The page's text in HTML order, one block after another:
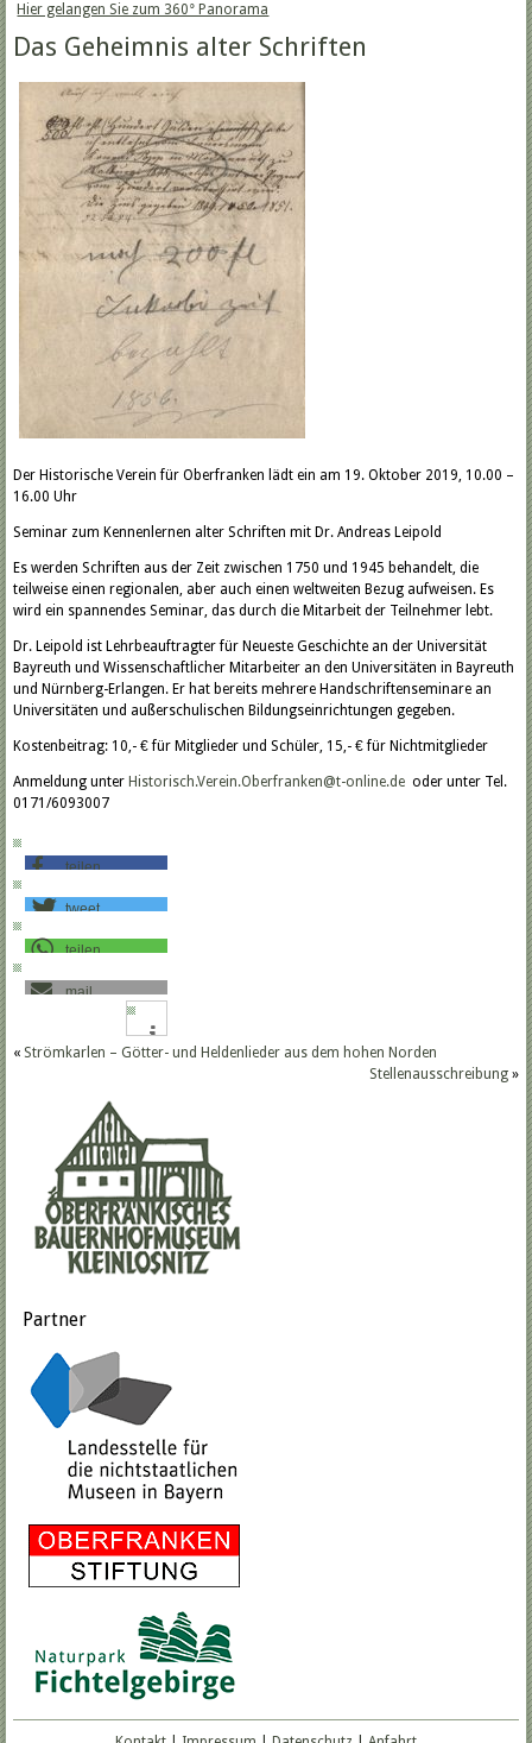
Hier gelangen Sie zum 360° Panorama
Das Geheimnis alter Schriften
Der Historische Verein für Oberfranken lädt ein am 19. Oktober 2019, 10.00 –
16.00 Uhr
Seminar zum Kennenlernen alter Schriften mit Dr. Andreas Leipold
Es werden Schriften aus der Zeit zwischen 1750 und 1945 behandelt, die
teilweise einen regionalen, aber auch einen weltweiten Bezug aufweisen. Es
wird ein spannendes Seminar, das durch die Mitarbeit der Teilnehmer lebt.
Dr. Leipold ist Lehrbeauftragter für Neueste Geschichte an der Universität
Bayreuth und Wissenschaftlicher Mitarbeiter an den Universitäten in Bayreuth
und Nürnberg-Erlangen. Er hat bereits mehrere Handschriftenseminare an
Universitäten und außerschulischen Bildungseinrichtungen gegeben.
Kostenbeitrag: 10,- € für Mitglieder und Schüler, 15,- € für Nichtmitglieder
Anmeldung unterHistorisch.Verein.Oberfranken@t-online.de oder unter Tel.
0171/6093007
teilen
tweet
teilen
mail
« Strömkarlen – Götter- und Heldenlieder aus dem hohen Norden
Stellenausschreibung»
Partner